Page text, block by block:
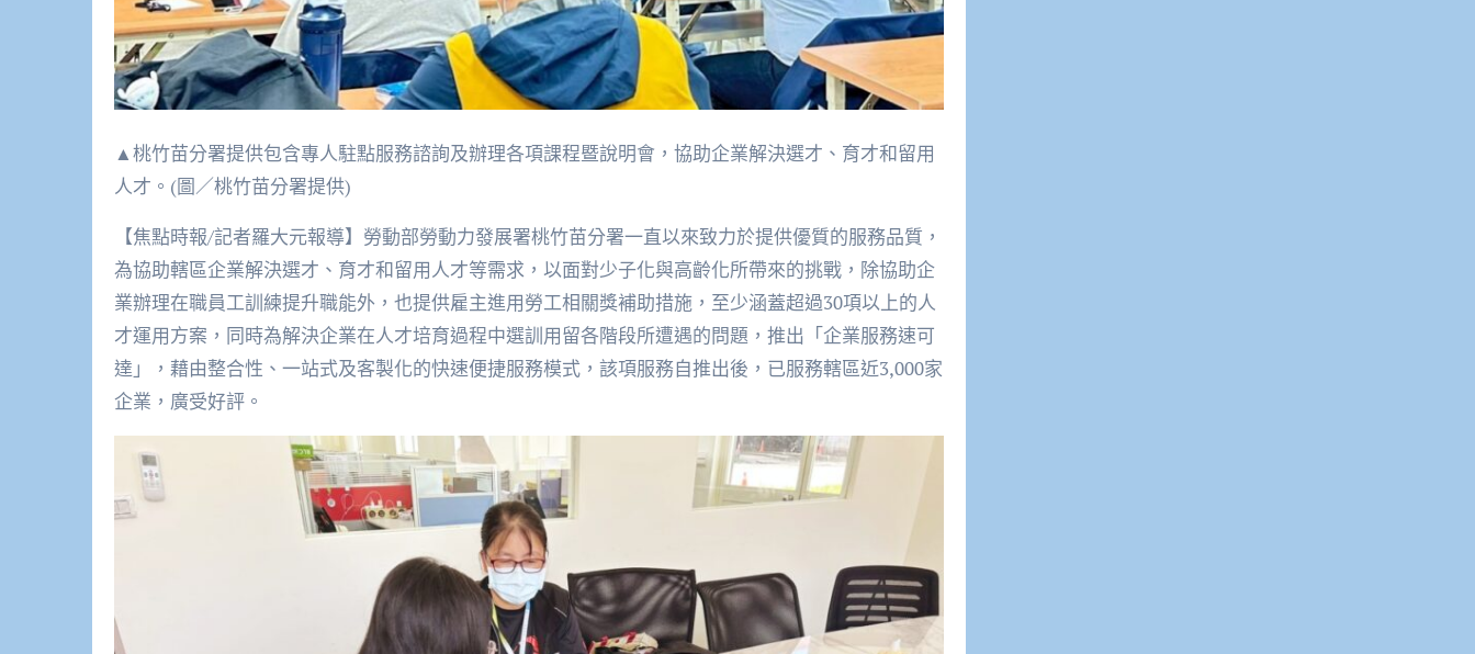
▲桃竹苗分署提供包含專人駐點服務諮詢及辦理各項課程暨說明會，協助企業解決選才、育才和留用
人才。(圖／桃竹苗分署提供)
【焦點時報/記者羅大元報導】勞動部勞動力發展署桃竹苗分署一直以來致力於提供優質的服務品質，
為協助轄區企業解決選才、育才和留用人才等需求，以面對少子化與高齡化所帶來的挑戰，除協助企
業辦理在職員工訓練提升職能外，也提供雇主進用勞工相關獎補助措施，至少涵蓋超過30項以上的人
才運用方案，同時為解決企業在人才培育過程中選訓用留各階段所遭遇的問題，推出「企業服務速可
達」，藉由整合性、一站式及客製化的快速便捷服務模式，該項服務自推出後，已服務轄區近3,000家
企業，廣受好評。